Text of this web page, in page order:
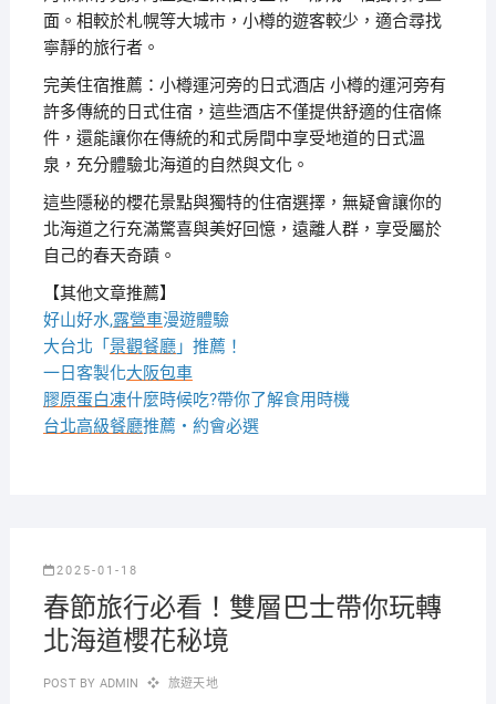
面。相較於札幌等大城市，小樽的遊客較少，適合尋找
寧靜的旅行者。
完美住宿推薦：小樽運河旁的日式酒店 小樽的運河旁有
許多傳統的日式住宿，這些酒店不僅提供舒適的住宿條
件，還能讓你在傳統的和式房間中享受地道的日式溫
泉，充分體驗北海道的自然與文化。
這些隱秘的櫻花景點與獨特的住宿選擇，無疑會讓你的
北海道之行充滿驚喜與美好回憶，遠離人群，享受屬於
自己的春天奇蹟。
【其他文章推薦】
好山好水,露營車漫遊體驗
大台北「 景觀餐廳」推薦！
一日客製化大阪包車
膠原蛋白凍什麼時候吃?帶你了解食用時機
台北高級餐廳推薦・約會必選
2025-01-18
春節旅行必看！雙層巴士帶你玩轉
北海道櫻花秘境
POST BY ADMIN 旅遊天地